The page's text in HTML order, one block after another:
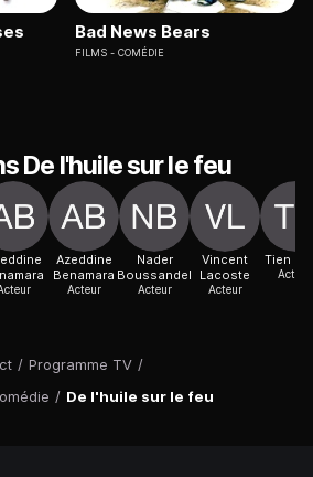
/ Programme TV /
/ De l'huile sur le feu
Bad News Bears
FILMS COMÉDIE
De l'huile sur le feu
Azeddine
Benamara
Acteur
Nader
Boussandel
Acteur
Vincent
Lacoste
Acteur
Tien
Actrice